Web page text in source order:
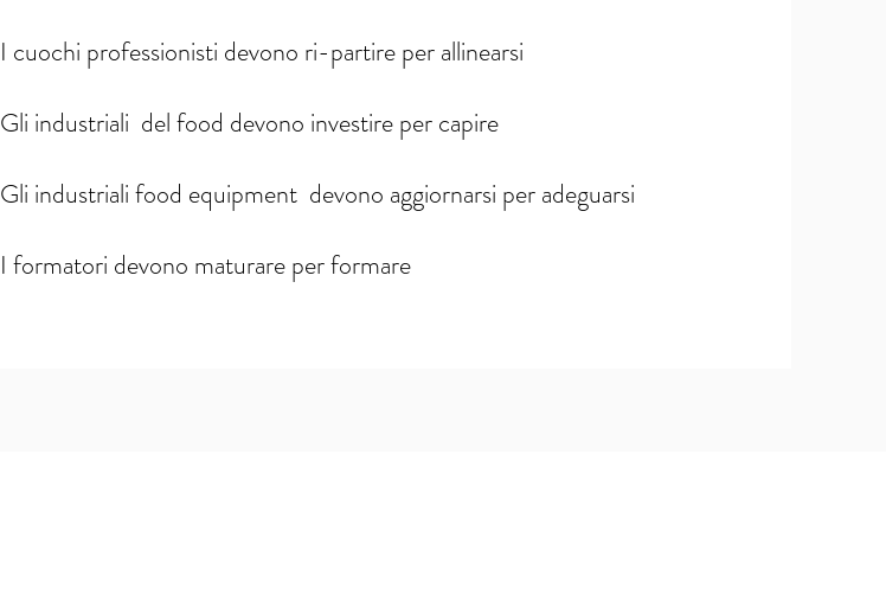
I cuochi professionisti devono ri-partire per allinearsi
Gli industriali del food devono investire per capire
Gli industriali food equipment devono aggiornarsi per adeguarsi
I formatori devono maturare per formare